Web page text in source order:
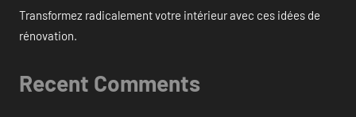
Transformez radicalement votre intérieur avec ces idées de
rénovation.
Recent Comments